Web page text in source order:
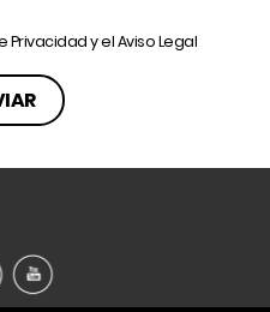
Privacidady elAviso Legal